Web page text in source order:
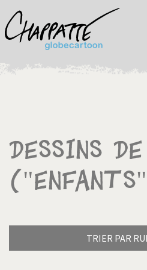
Dessins
TRIER PAR